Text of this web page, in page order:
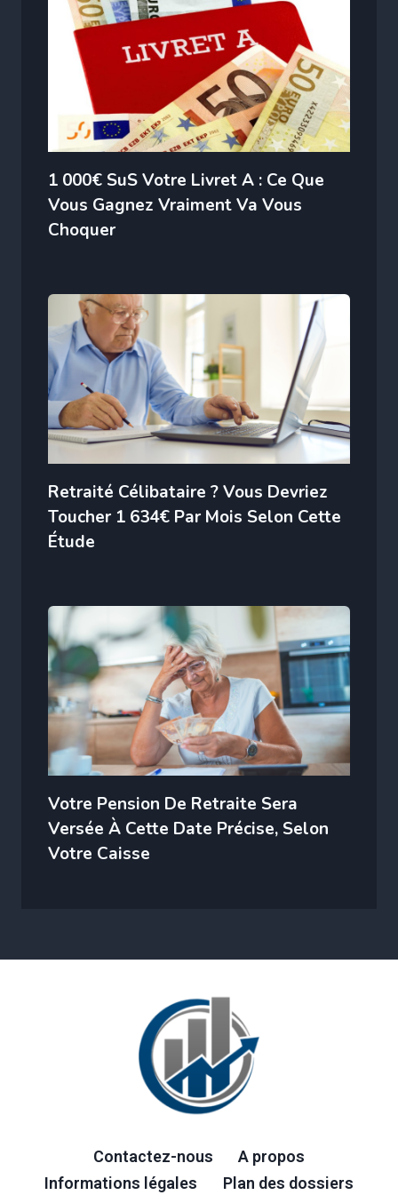
1 000€ SuS Votre Livret A : Ce Que
Vous Gagnez Vraiment Va Vous
Choquer
Retraité Célibataire ? Vous Devriez
Toucher 1 634€ Par Mois Selon Cette
Étude
Votre Pension De Retraite Sera
Versée À Cette Date Précise, Selon
Votre Caisse
Contactez-nous
A propos
Informations légales
Plan des dossiers